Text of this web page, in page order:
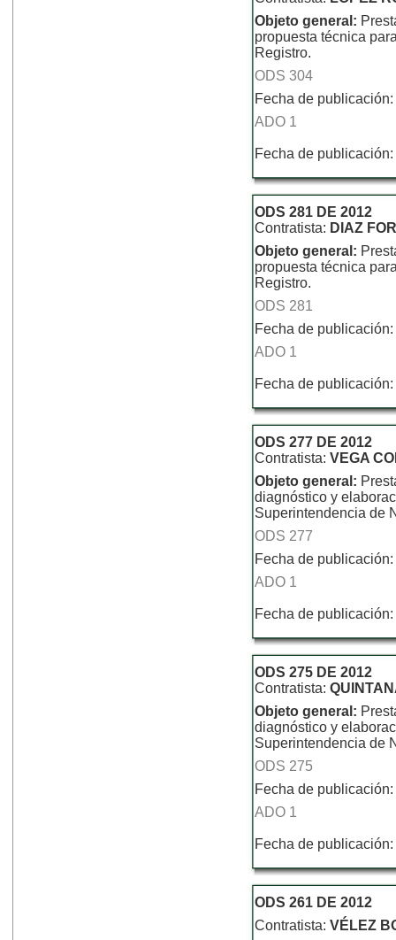
Objeto general:
propuesta técnica
Registro.
ODS 304
Fecha de
ADO 1
Fecha de
ODS 281 DE 2012
Contratista: DIAZ
Objeto general:
propuesta técnica
Registro.
ODS 281
Fecha de
ADO 1
Fecha de
ODS 277 DE 2012
Contratista: VEGA
Objeto general:
diagnóstico y
Superintendencia de
ODS 277
Fecha de
ADO 1
Fecha de
ODS 275 DE 2012
Contratista:
Objeto general:
diagnóstico y
Superintendencia de
ODS 275
Fecha de
ADO 1
Fecha de
ODS 261 DE 2012
Contratista: VÉLEZ